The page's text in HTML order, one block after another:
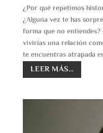
¿Por qué repetimos
¿Alguna vez te has
forma que no
vivirías una relación
te encuentras atrapada
LEER MÁS…